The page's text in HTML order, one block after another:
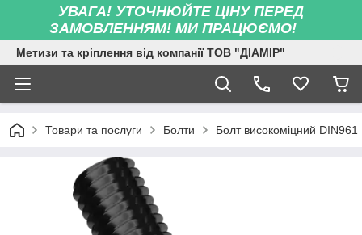
УВАГА! УТОЧНЮЙТЕ ЦІНУ ПЕРЕД
ЗАМОВЛЕННЯМ! МИ ПРАЦЮЄМО!
Метизи та кріплення від компанії ТОВ "ДІАМІР"
Товари та послуги Болти Болт високоміцний